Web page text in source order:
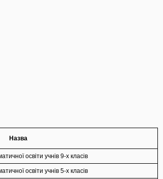
Назва
освіти учнів 9-х класів
освіти учнів 5-х класів